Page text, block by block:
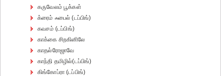
கருவேலம் பூக்கள்
க்ரைம் ஃபைல் (டப்பிங்)
கவசம் (டப்பிங்)
காக்கை சிறகினிலே
காதல்ரோஜாவே
காந்தி தமிழில்(டப்பிங்)
கிங்கோப்ரா (டப்பிங்)